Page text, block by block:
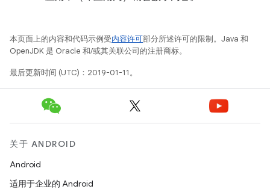
本页面上的内容和代码示例受内容许可部分所述许可的限制。Java 和
OpenJDK 是 Oracle 和/或其关联公司的注册商标。
最后更新时间 (UTC)：2019-01-11。
关于 ANDROID
Android
适用于企业的 Android